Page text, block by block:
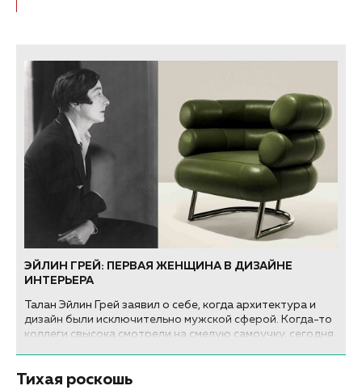
ЭЙЛИН ГРЕЙ: ПЕРВАЯ ЖЕНЩИНА В ДИЗАЙНЕ
ИНТЕРЬЕРА
Талан Эйлин Грей заявил о себе, когда архитектура и
дизайн были исключительно мужской сферой. Когда-то
коллеги свысока смотрели на смелую самоучку, сегодня
выдающихся фигур в дизайне 20 века, опередившей
Тихая роскошь